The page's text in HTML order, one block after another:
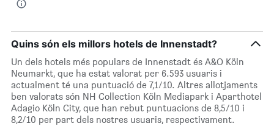
Quins són els millors hotels de Innenstadt?
Un dels hotels més populars de Innenstadt és A&O Köln
Neumarkt, que ha estat valorat per 6.593 usuaris i
actualment té una puntuació de 7,1/10. Altres allotjaments
ben valorats són NH Collection Köln Mediapark i Aparthotel
Adagio Köln City, que han rebut puntuacions de 8,5/10 i
8,2/10 per part dels nostres usuaris, respectivament.